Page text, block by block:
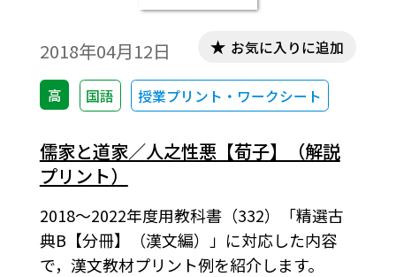
2018年04月12日
高 国語 授業プリント・ワークシート
お気に入りに追加
儒家と道家／人之性悪【荀子】（解説
プリント）
2018～2022年度用教科書（332）「精選古
典B【分冊】（漢文編）」に対応した内容
で，漢文教材プリント例を紹介します。